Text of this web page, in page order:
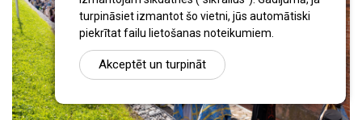
turpināsiet izmantot šo vietni, jūs automātiski
piekrītat failu lietošanas noteikumiem.
Akceptēt un turpināt